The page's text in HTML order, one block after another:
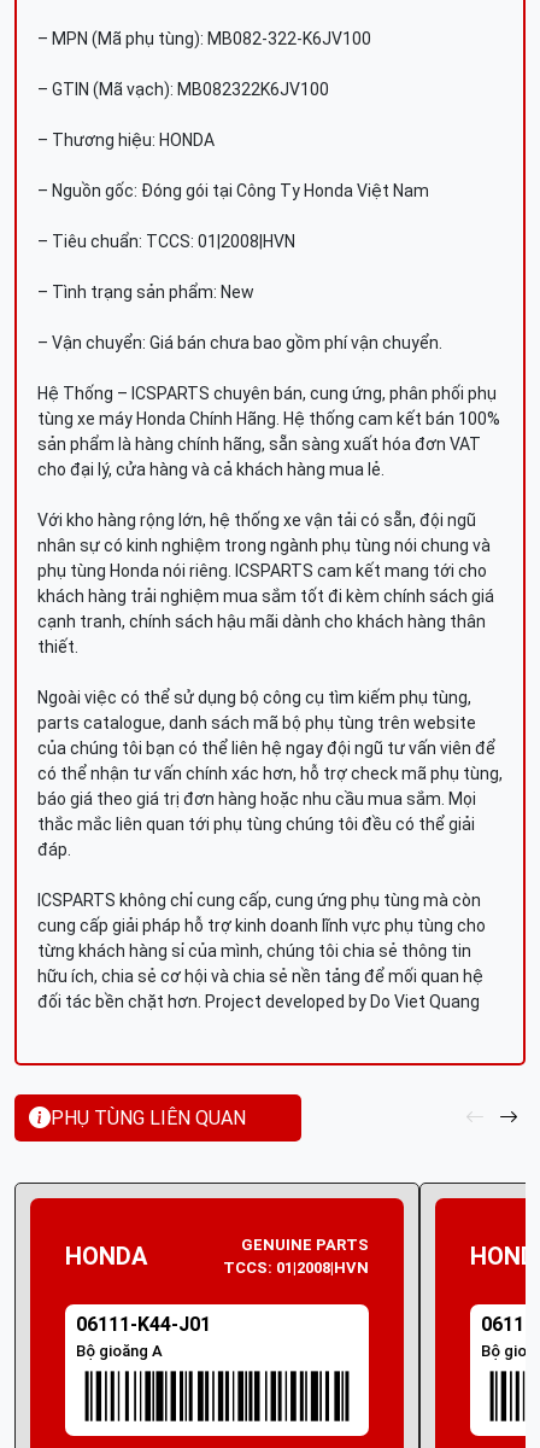
– MPN (Mã phụ tùng): MB082-322-K6JV100
– GTIN (Mã vạch): MB082322K6JV100
– Thương hiệu: HONDA
– Nguồn gốc: Đóng gói tại Công Ty Honda Việt Nam
– Tiêu chuẩn: TCCS: 01|2008|HVN
– Tình trạng sản phẩm: New
– Vận chuyển: Giá bán chưa bao gồm phí vận chuyển.
Hệ Thống – ICSPARTS chuyên bán, cung ứng, phân phối phụ
tùng xe máy Honda Chính Hãng. Hệ thống cam kết bán 100%
sản phẩm là hàng chính hãng, sẵn sàng xuất hóa đơn VAT
cho đại lý, cửa hàng và cả khách hàng mua lẻ.
Với kho hàng rộng lớn, hệ thống xe vận tải có sẵn, đội ngũ
nhân sự có kinh nghiệm trong ngành phụ tùng nói chung và
phụ tùng Honda nói riêng. ICSPARTS cam kết mang tới cho
khách hàng trải nghiệm mua sắm tốt đi kèm chính sách giá
cạnh tranh, chính sách hậu mãi dành cho khách hàng thân
thiết.
Ngoài việc có thể sử dụng bộ công cụ tìm kiếm phụ tùng,
parts catalogue, danh sách mã bộ phụ tùng trên website
của chúng tôi bạn có thể liên hệ ngay đội ngũ tư vấn viên để
có thể nhận tư vấn chính xác hơn, hỗ trợ check mã phụ tùng,
báo giá theo giá trị đơn hàng hoặc nhu cầu mua sắm. Mọi
thắc mắc liên quan tới phụ tùng chúng tôi đều có thể giải
đáp.
ICSPARTS không chỉ cung cấp, cung ứng phụ tùng mà còn
cung cấp giải pháp hỗ trợ kinh doanh lĩnh vực phụ tùng cho
từng khách hàng sỉ của mình, chúng tôi chia sẻ thông tin
hữu ích, chia sẻ cơ hội và chia sẻ nền tảng để mối quan hệ
đối tác bền chặt hơn. Project developed by Do Viet Quang
PHỤ TÙNG LIÊN QUAN
HONDA
GENUINE PARTS
TCCS: 01|2008|HVN
06111-K44-J01
Bộ gioăng A Bộ